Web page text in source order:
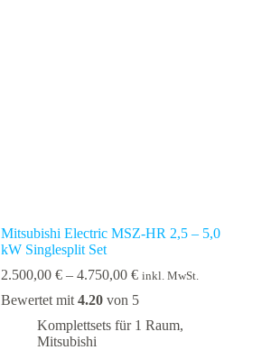
Mitsubishi Electric MSZ-HR 2,5 – 5,0
kW Singlesplit Set
2.500,00 € – 4.750,00 €Preisspanne:
bis
4.750,00 €
inkl. MwSt.
Bewertet mit 4.20von 5
Komplettsets für 1 Raum,
Mitsubishi